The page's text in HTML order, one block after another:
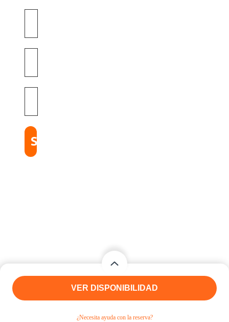
From
$50/ adultos
From
$50/ Jóvenes
VER DISPONIBILIDAD
¿Necesita ayuda con la reserva?
derechos
reservados.
y